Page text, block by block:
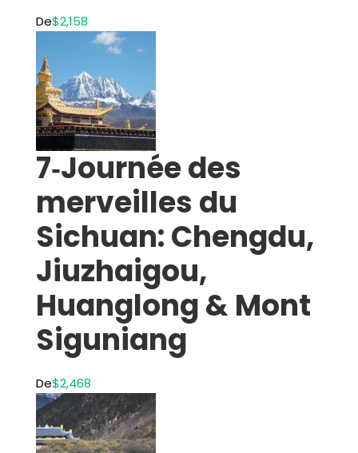
De$2,158
7‑Journée des
merveilles du
Sichuan: Chengdu,
Jiuzhaigou,
Huanglong & Mont
Siguniang
De$2,468